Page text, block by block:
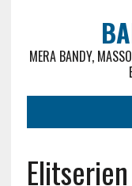
MERA BANDY,
Elitserien